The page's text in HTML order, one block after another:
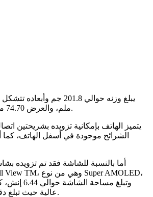
ملم، والعرض 74.70 ملم، والسُمك 9.80 ملم.
الشرائح موجودة في أسفل الهاتف،
وتبلغ
عالية حيث تبلغ دقتها 2400×1080 بكسل.